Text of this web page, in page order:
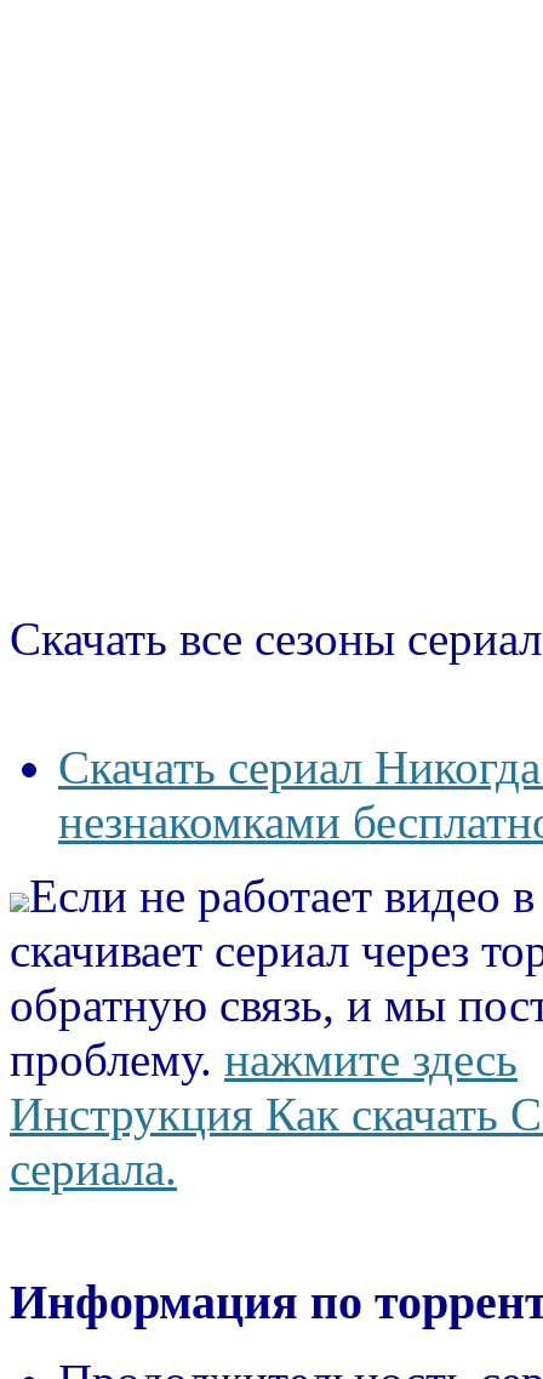
Скачать все сезоны
Скачать сериал
незнакомками
Если не работает видео
скачивает сериал через
обратную связь, и мы
проблему. нажмите здесь
Инструкция Как скачать
сериала.
Информация по